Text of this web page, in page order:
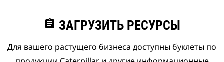
assignment ЗАГРУЗИТЬ РЕСУРСЫ
Для вашего растущего бизнеса доступны буклеты по